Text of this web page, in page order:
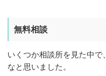
無料相談
いくつか相談所を見た中で、
なと思いました。